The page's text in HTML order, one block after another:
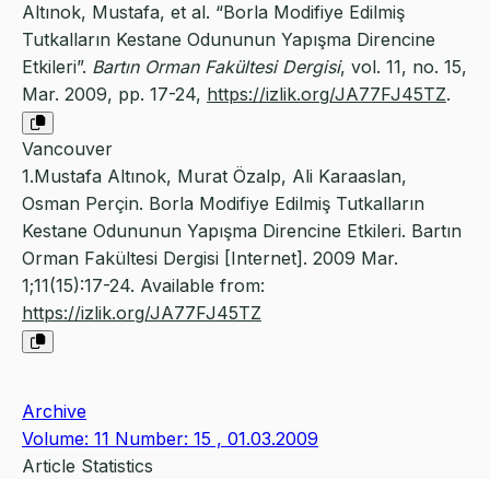
Altınok, Mustafa, et al. “Borla Modifiye Edilmiş
Tutkalların Kestane Odununun Yapışma Direncine
Etkileri”. Bartın Orman Fakültesi Dergisi, vol. 11, no. 15,
Mar. 2009, pp. 17-24, https://izlik.org/JA77FJ45TZ.
Vancouver
1.Mustafa Altınok, Murat Özalp, Ali Karaaslan,
Osman Perçin. Borla Modifiye Edilmiş Tutkalların
Kestane Odununun Yapışma Direncine Etkileri. Bartın
Orman Fakültesi Dergisi [Internet]. 2009 Mar.
1;11(15):17-24. Available from:
https://izlik.org/JA77FJ45TZ
Archive
Volume: 11 Number: 15 , 01.03.2009
Article Statistics